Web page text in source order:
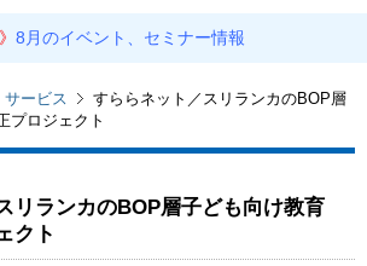
8月のイベント、セミナー情報
ービス
すららネット／スリランカのBOP層
プロジェクト
リランカのBOP層子ども向け教育
クト